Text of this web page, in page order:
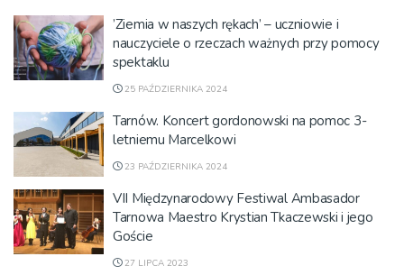
’Ziemia w naszych rękach’ – uczniowie i
nauczyciele o rzeczach ważnych przy pomocy
spektaklu
25 PAŹDZIERNIKA 2024
Tarnów. Koncert gordonowski na pomoc 3-
letniemu Marcelkowi
23 PAŹDZIERNIKA 2024
VII Międzynarodowy Festiwal Ambasador
Tarnowa Maestro Krystian Tkaczewski i jego
Goście
27 LIPCA 2023